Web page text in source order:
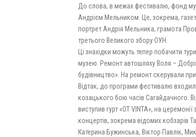
До слова, в межах фестивалю, фонд
Андрієм Мельником. Це, зокрема,
портрет Андрія Мельника, грамота
третього Великого збору ОУН.
Ці знахідки можуть тепер побачити
музею. Ремонт автошляху Воля –
будівництво». На ремонт скерували
Відтак, до програми фестивалю
козацького бою часів Сагайдачного.
виступив гурт «OТ VINTA», на
концертів, зокрема відомих кобзарів
Катерина Бужинська, Віктор Павлік,